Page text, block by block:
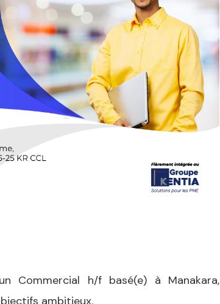
Commercial h/f basé(e) à Manakara,
ambitieux.